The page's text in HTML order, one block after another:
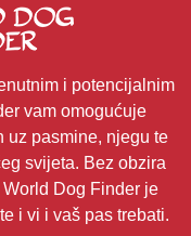
i potencijalnim
vam omogućuje
uz pasmine, njegu te
svijeta. Bez obzira
Dog Finder je
i vi i vaš pas trebati.